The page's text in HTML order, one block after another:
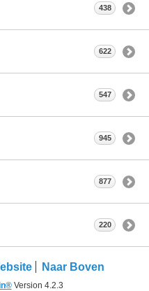
438
622
547
945
877
220
Naar Boven
Version 4.2.3